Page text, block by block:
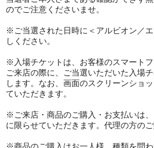
のでご注意くださいませ。
※ご当選された日時に＜アルビオン／
しください。
※入場チケットは、お客様のスマートフ
ご来店の際に、ご当選いただいた入場
します。なお、画面のスクリーンショ
ていただきます。
※ご来店・商品のご購入・お支払いは
に限らせていただきます。代理の方のご